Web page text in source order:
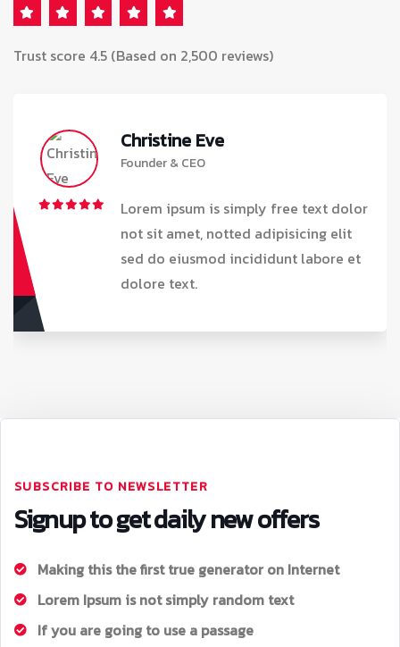
Trust score 4.5 (Based on 2,500 reviews)
Christine Eve
Founder & CEO
Lorem ipsum is simply free text dolor
not sit amet, notted adipisicing elit
sed do eiusmod incididunt labore et
dolore text.
SUBSCRIBE TO NEWSLETTER
Signup to get daily new offers
Making this the first true generator on Internet
Lorem Ipsum is not simply random text
If you are going to use a passage